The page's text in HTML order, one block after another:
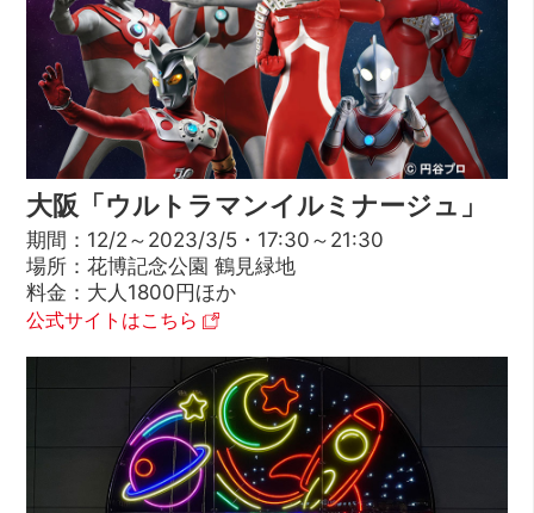
大阪「ウルトラマンイルミナージュ」
期間：12/2～2023/3/5・17:30～21:30
場所：花博記念公園 鶴見緑地
料金：大人1800円ほか
公式サイトはこちら